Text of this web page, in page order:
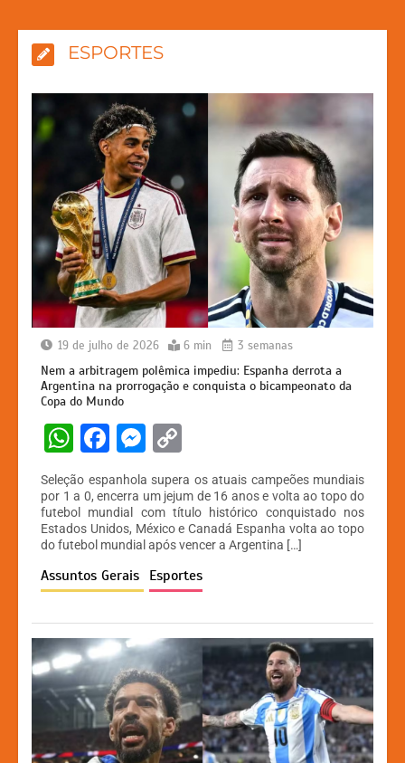
ESPORTES
19 de julho de 2026 6 min 3 semanas
Nem a arbitragem polêmica impediu: Espanha derrota a
Argentina na prorrogação e conquista o bicampeonato da
Copa do Mundo
W
h
at
s
A
p
F
a
c
e
b
o
k
M
s
s
e
n
er
p
y
Li
n
Seleção espanhola supera os atuais campeões mundiais
por 1 a 0, encerra um jejum de 16 anos e volta ao topo do
futebol mundial com título histórico conquistado nos
Estados Unidos, México e Canadá Espanha volta ao topo
do futebol mundial após vencer a Argentina […]
Assuntos Gerais Esportes